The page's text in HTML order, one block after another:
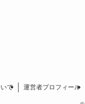
て 運営者プロフィール